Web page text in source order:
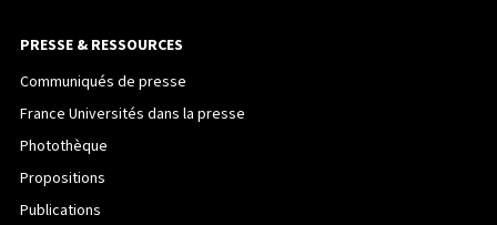
PRESSE & RESSOURCES
Communiqués de presse
France Universités dans la presse
Photothèque
Propositions
Publications